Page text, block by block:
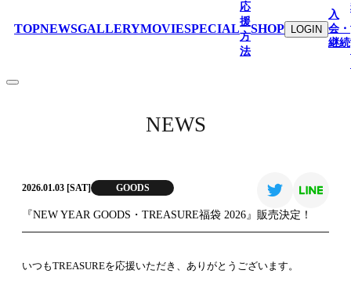
TOPNEWSGALLERYMOVIESPECIAL
応
援
方
法
SHOP LOGIN
入
会・
継続
NEWS
2026.01.03 [SAT] GOODS
『NEW YEAR GOODS・TREASURE福袋 2026』販売決定！
いつもTREASUREを応援いただき、ありがとうございます。